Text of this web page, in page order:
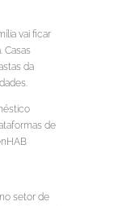
vai ficar
Casas
da
de
setor de